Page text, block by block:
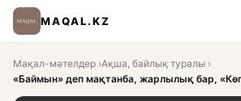
MAQAL.KZ
Мақал-мәтелдер ›Ақша, байлық туралы ›
«Баймын» деп мақтанба, жарлылық бар,